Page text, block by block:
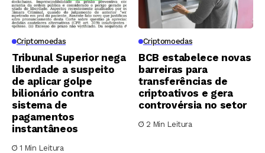
Criptomoedas
Tribunal Superior nega
liberdade a suspeito
de aplicar golpe
bilionário contra
sistema de
pagamentos
instantâneos
1 Min Leitura
Criptomoedas
BCB estabelece novas
barreiras para
transferências de
criptoativos e gera
controvérsia no setor
2 Min Leitura